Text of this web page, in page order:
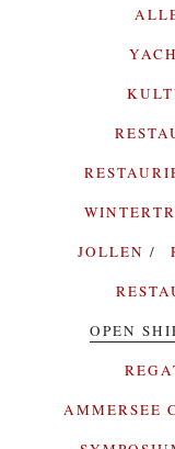
JOLLEN
OPEN
AMMERSEE